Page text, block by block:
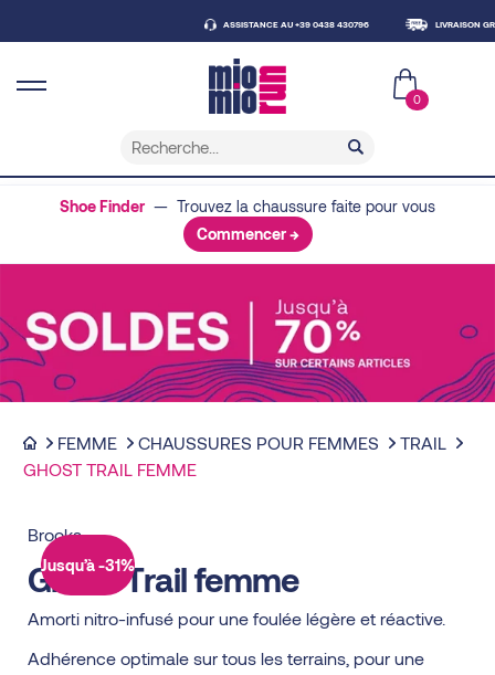
ASSISTANCE AU +39 0438 430796 LIVRAISON GRATUITE
0
Shoe Finder — Trouvez la chaussure faite pour vous
Commencer →
FEMME CHAUSSURES POUR FEMMES
TRAIL
GHOST TRAIL FEMME
Brooks
Ghost Trail femme
Amorti nitro-infusé pour une foulée légère et réactive.
Adhérence optimale sur tous les terrains, pour une
Jusqu’à -31%